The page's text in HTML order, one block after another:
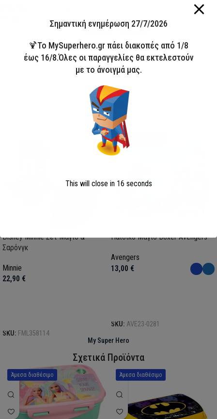
People watching this product now!
Ασφαλείς Πληρωμές
ΣΥΛΛΟΓΗ
ΜΑΓΙΟ 2026
Disney Minnie Σετ Μαγιό &
Σαρόνγκ
Minnie
22,90 €
SKU: FML358114
Άμεσα διαθέσιμο
HOT
Παιδικό Μαγιό Boxer Avengers
Avengers
13,00 €
SKU: AVE23-0281
My Super Hero
Σχετικά Προϊόντα
Άμεσα διαθέσιμο Άμεσα διαθέσιμο
Σημαντική ενημέρωση 27/7/2026
🍹Το MySuperhero.gr πάει διακοπές από 1/8
έως 16/8.Όλες οι παραγγελίες θα εκτελεστούν
με το άνοιγμά μας.
This will close in 15 seconds